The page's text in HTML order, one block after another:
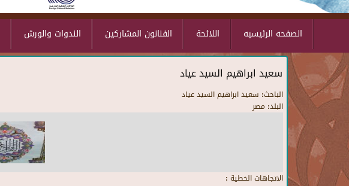
الندوات والورش الفنانون المشاركين اللائحة الصفحه الرئيسيه
سعيد ابراهيم السيد عياد
الباحث: سعيد ابراهيم السيد عياد
البلد: مصر
الاتجاهات الخطية :